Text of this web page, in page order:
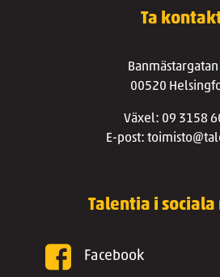
Ta
00520
Växel: 09 3158
E-post:
Talentia i
Facebook